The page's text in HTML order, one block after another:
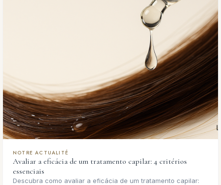
NOTRE ACTUALITÉ
Avaliar a eficácia de um tratamento capilar: 4 critérios
essenciais
Descubra como avaliar a eficácia de um tratamento capilar: